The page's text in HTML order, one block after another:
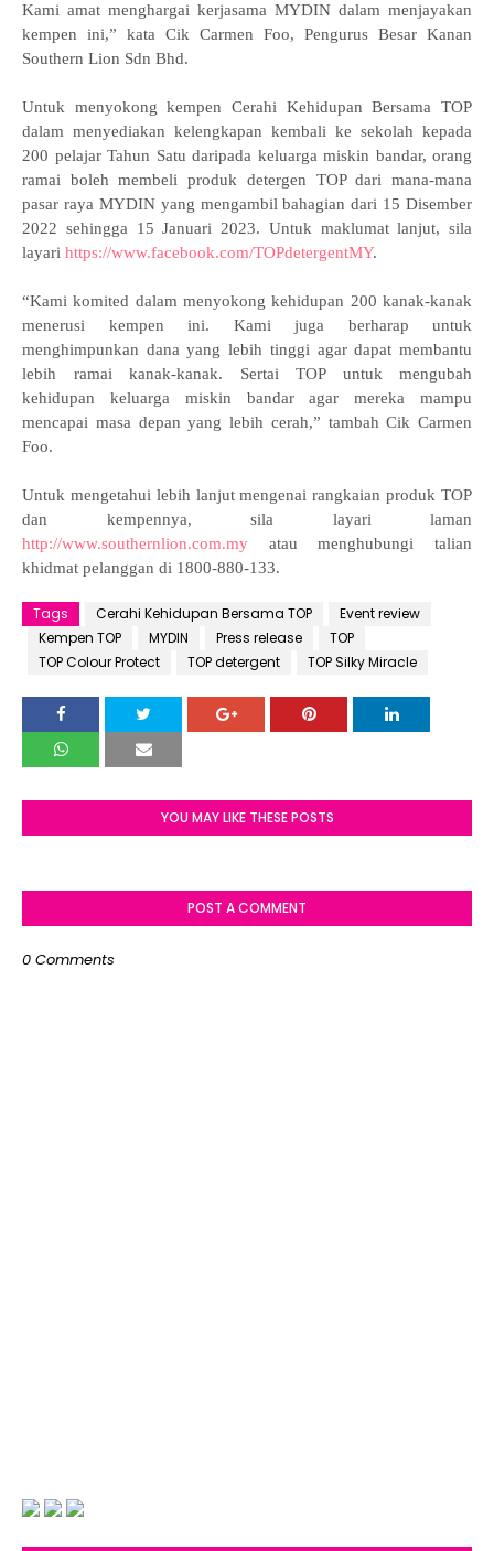
Kami amat menghargai kerjasama MYDIN dalam menjayakan
kempen ini,” kata Cik Carmen Foo, Pengurus Besar Kanan
Southern Lion Sdn Bhd.
Untuk menyokong kempen Cerahi Kehidupan Bersama TOP
dalam menyediakan kelengkapan kembali ke sekolah kepada
200 pelajar Tahun Satu daripada keluarga miskin bandar, orang
ramai boleh membeli produk detergen TOP dari mana-mana
pasar raya MYDIN yang mengambil bahagian dari 15 Disember
2022 sehingga 15 Januari 2023. Untuk maklumat lanjut, sila
layari https://www.facebook.com/TOPdetergentMY.
“Kami komited dalam menyokong kehidupan 200 kanak-kanak
menerusi kempen ini. Kami juga berharap untuk
menghimpunkan dana yang lebih tinggi agar dapat membantu
lebih ramai kanak-kanak. Sertai TOP untuk mengubah
kehidupan keluarga miskin bandar agar mereka mampu
mencapai masa depan yang lebih cerah,” tambah Cik Carmen
Foo.
Untuk mengetahui lebih lanjut mengenai rangkaian produk TOP
dan kempennya, sila layari laman
http://www.southernlion.com.my atau menghubungi talian
khidmat pelanggan di 1800-880-133.
Tags Cerahi Kehidupan Bersama TOP
Event review
Kempen TOP
MYDIN Press release
TOP
TOP Colour Protect
TOP detergent TOP Silky Miracle
YOU MAY LIKE THESE POSTS
POST A COMMENT
0 Comments